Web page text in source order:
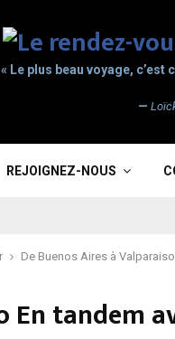
« Le plus beau voyage, c’est
—
REJOIGNEZ-NOUS
De Buenos Aires à
En tandem